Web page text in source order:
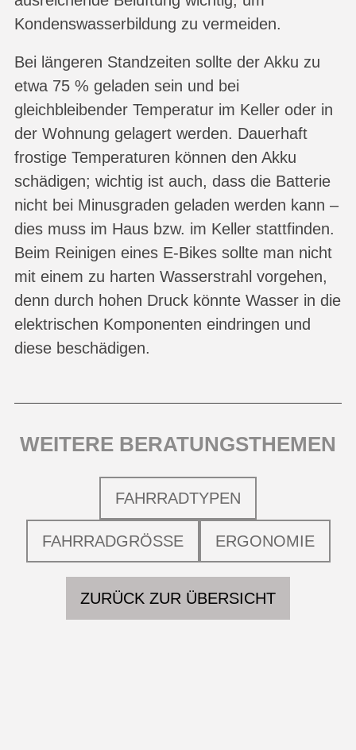
Kondenswasserbildung zu vermeiden.
Bei längeren Standzeiten sollte der Akku zu
etwa 75 % geladen sein und bei
gleichbleibender Temperatur im Keller oder in
der Wohnung gelagert werden. Dauerhaft
frostige Temperaturen können den Akku
schädigen; wichtig ist auch, dass die Batterie
nicht bei Minusgraden geladen werden kann –
dies muss im Haus bzw. im Keller stattfinden.
Beim Reinigen eines E-Bikes sollte man nicht
mit einem zu harten Wasserstrahl vorgehen,
denn durch hohen Druck könnte Wasser in die
elektrischen Komponenten eindringen und
diese beschädigen.
WEITERE BERATUNGSTHEMEN
FAHRRADTYPEN
FAHRRADGRÖSSE ERGONOMIE
ZURÜCK ZUR ÜBERSICHT